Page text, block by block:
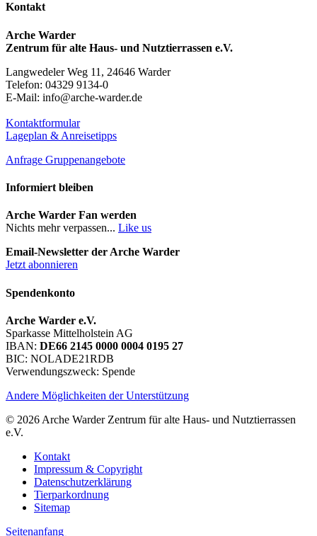
Kontakt
Arche Warder
Zentrum für alte Haus- und Nutztierrassen e.V.
Langwedeler Weg 11, 24646 Warder
Telefon: 04329 9134-0
E-Mail: info@arche-warder.de
Kontaktformular
Lageplan & Anreisetipps
Anfrage Gruppenangebote
Informiert bleiben
Arche Warder Fan werden
Nichts mehr verpassen... Like us
Email-Newsletter der Arche Warder
Jetzt abonnieren
Spendenkonto
Arche Warder e.V.
Sparkasse Mittelholstein AG
IBAN: DE66 2145 0000 0004 0195 27
BIC: NOLADE21RDB
Verwendungszweck: Spende
Andere Möglichkeiten der Unterstützung
© 2026 Arche Warder Zentrum für alte Haus- und Nutztierrassen
e.V.
Kontakt
Impressum & Copyright
Datenschutzerklärung
Tierparkordnung
Sitemap
Seitenanfang